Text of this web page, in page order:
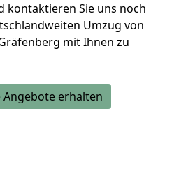
kontaktieren Sie uns noch
Umzug von
mit Ihnen zu
Angebote erhalten